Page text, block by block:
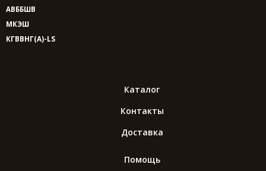
АВББШВ
МКЭШ
КГВВНГ(A)-LS
Каталог
Контакты
Доставка
Помощь